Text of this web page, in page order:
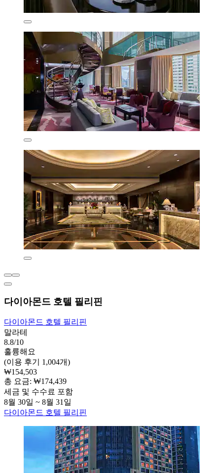
다이아몬드 호텔 필리핀
다이아몬드 호텔 필리핀
말라테
8.8/10
훌륭해요
(이용 후기 1,004개)
₩154,503
총 요금: ₩174,439
세금 및 수수료 포함
8월 30일 ~ 8월 31일
다이아몬드 호텔 필리핀